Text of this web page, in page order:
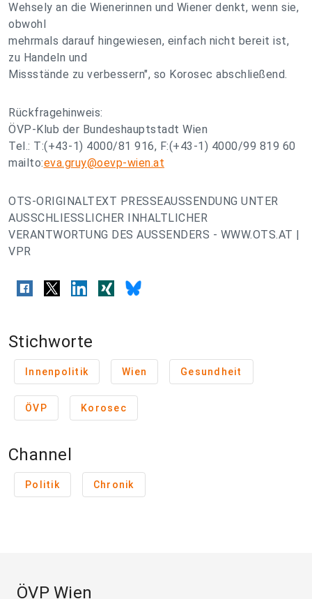
Wehsely an die Wienerinnen und Wiener denkt, wenn sie,
obwohl
mehrmals darauf hingewiesen, einfach nicht bereit ist,
zu Handeln und
Missstände zu verbessern", so Korosec abschließend.
Rückfragehinweis:
ÖVP-Klub der Bundeshauptstadt Wien
Tel.: T:(+43-1) 4000/81 916, F:(+43-1) 4000/99 819 60
mailto:eva.gruy@oevp-wien.at
OTS-ORIGINALTEXT PRESSEAUSSENDUNG UNTER
AUSSCHLIESSLICHER INHALTLICHER
VERANTWORTUNG DES AUSSENDERS - WWW.OTS.AT |
VPR
Stichworte
Innenpolitik Wien Gesundheit
ÖVP Korosec
Channel
Politik Chronik
ÖVP Wien